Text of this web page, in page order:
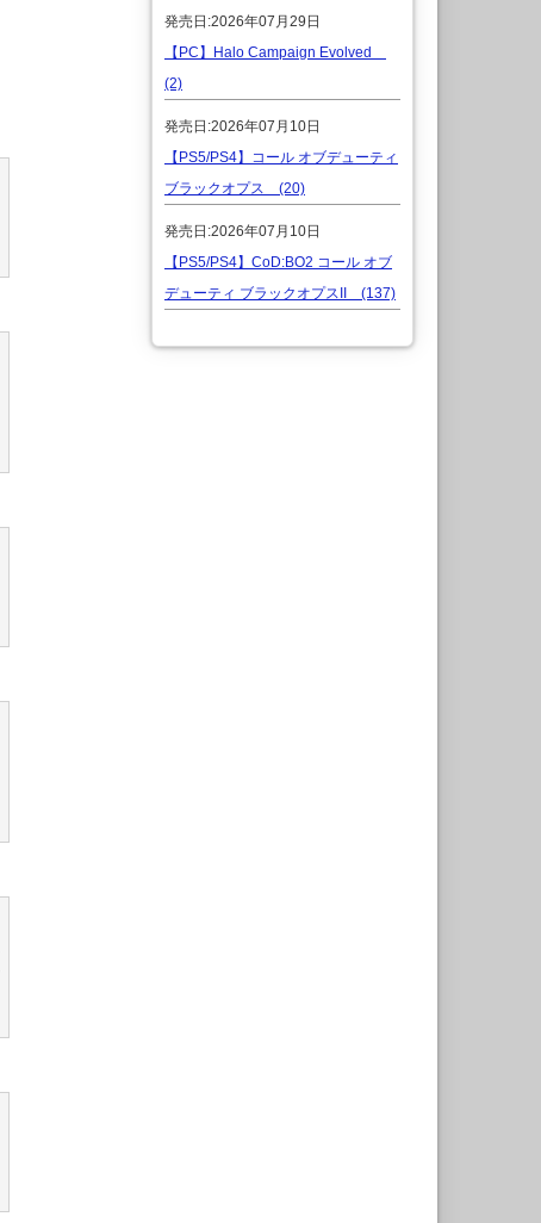
発売日:2026年07月29日
【PC】Halo Campaign Evolved
(2)
発売日:2026年07月10日
【PS5/PS4】コール オブデューティ
ブラックオプス (20)
発売日:2026年07月10日
【PS5/PS4】CoD:BO2 コール オブ
デューティ ブラックオプスII (137)